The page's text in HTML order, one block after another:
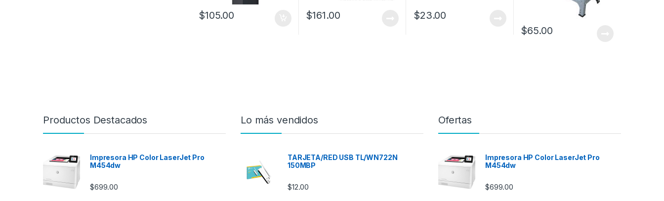
$105.00 $161.00 $23.00
$65.00
Productos Destacados
Impresora HP Color LaserJet Pro
M454dw
$699.00
Lo más vendidos
TARJETA/RED USB TL/WN722N
150MBP
$12.00
Ofertas
Impresora HP Color LaserJet Pro
M454dw
$699.00